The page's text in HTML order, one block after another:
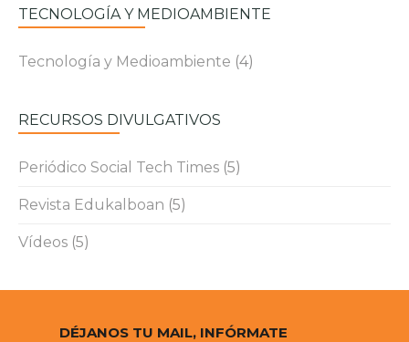
TECNOLOGÍA Y MEDIOAMBIENTE
Tecnología y Medioambiente (4)
RECURSOS DIVULGATIVOS
Periódico Social Tech Times (5)
Revista Edukalboan (5)
Vídeos (5)
DÉJANOS TU MAIL, INFÓRMATE